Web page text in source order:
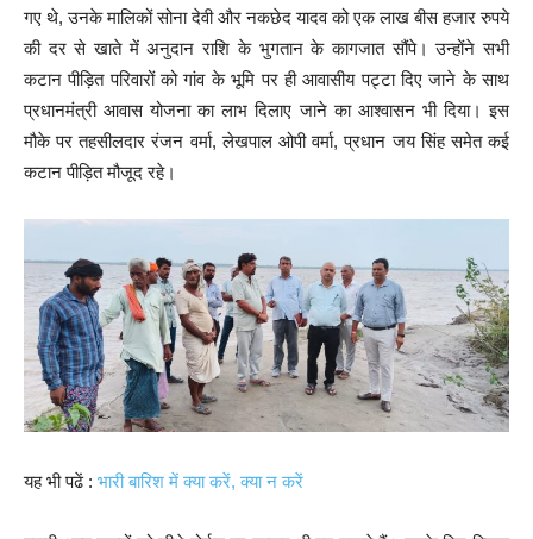
गए थे, उनके मालिकों सोना देवी और नकछेद यादव को एक लाख बीस हजार रुपये
की दर से खाते में अनुदान राशि के भुगतान के कागजात सौंपे। उन्होंने सभी
कटान पीड़ित परिवारों को गांव के भूमि पर ही आवासीय पट्टा दिए जाने के साथ
प्रधानमंत्री आवास योजना का लाभ दिलाए जाने का आश्वासन भी दिया। इस
मौके पर तहसीलदार रंजन वर्मा, लेखपाल ओपी वर्मा, प्रधान जय सिंह समेत कई
कटान पीड़ित मौजूद रहे।
यह भी पढें : भारी बारिश में क्या करें, क्या न करें